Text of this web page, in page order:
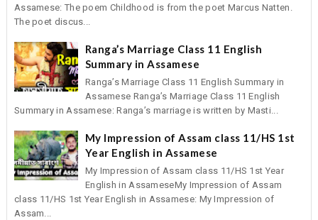
Assamese: The poem Childhood is from the poet Marcus Natten.
The poet discus...
Ranga’s Marriage Class 11 English
Summary in Assamese
Ranga’s Marriage Class 11 English Summary in
Assamese Ranga’s Marriage Class 11 English
Summary in Assamese: Ranga’s marriage is written by Masti...
My Impression of Assam class 11/HS 1st
Year English in Assamese
My Impression of Assam class 11/HS 1st Year
English in AssameseMy Impression of Assam
class 11/HS 1st Year English in Assamese: My Impression of
Assam...